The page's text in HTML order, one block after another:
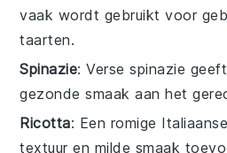
vaak wordt gebruikt voor
taarten.
Spinazie: Verse spinazie
gezonde smaak aan het
Ricotta: Een romige
textuur en milde smaak